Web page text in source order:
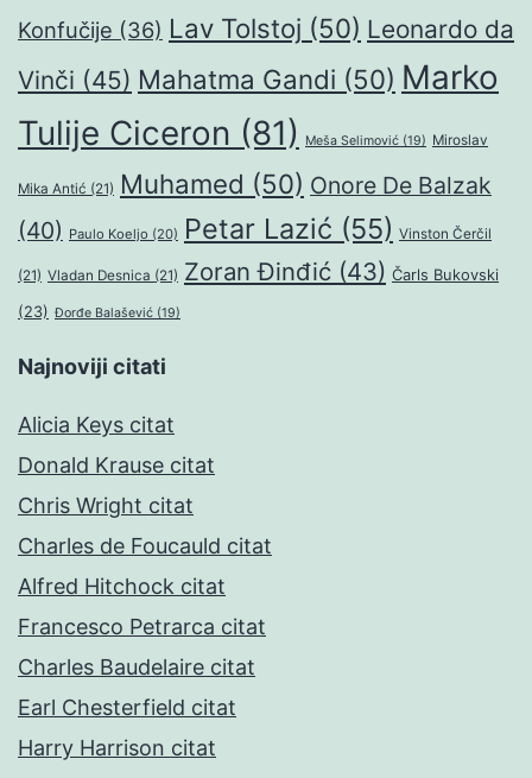
Konfučije (36) Lav Tolstoj (50) Leonardo da
Vinči (45) Mahatma Gandi (50) Marko
Tulije Ciceron (81) Meša Selimović (19) Miroslav
Mika Antić (21) Muhamed (50) Onore De Balzak
(40) Paulo Koeljo (20) Petar Lazić (55) Vinston Čerčil
(21) Vladan Desnica (21) Zoran Đinđić (43) Čarls Bukovski
(23) Đorđe Balašević (19)
Najnoviji citati
Alicia Keys citat
Donald Krause citat
Chris Wright citat
Charles de Foucauld citat
Alfred Hitchock citat
Francesco Petrarca citat
Charles Baudelaire citat
Earl Chesterfield citat
Harry Harrison citat